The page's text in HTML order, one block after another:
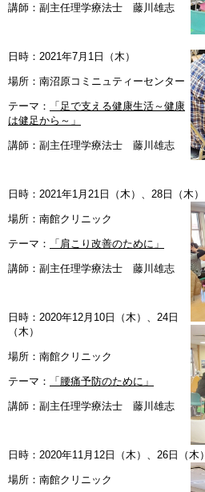
講師：副主任理学療法士 藤川雄志
日時：2021年7月1日（木）
場所：南沼原コミニュティーセンター
テーマ：
「足で支える健康生活～健康
は健足から～」
講師：副主任理学療法士 藤川雄志
日時：2021年1月21日（木）、28日（木）
場所：南館クリニック
テーマ： 「肩こり改善のために」
講師：副主任理学療法士 藤川雄志
日時：2020年12月10日（木）、24日
（木）
場所：南館クリニック
テーマ： 「腰痛予防のために」
講師：副主任理学療法士 藤川雄志
日時：2020年11月12日（木）、26日（木）
場所：南館クリニック